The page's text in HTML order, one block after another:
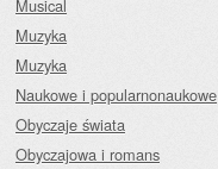
Musical
Muzyka
Muzyka
Naukowe i popularnonaukowe
Obyczaje świata
Obyczajowa i romans